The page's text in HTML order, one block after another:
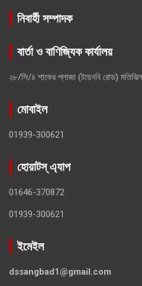
নিবার্হী সম্পাদক
বার্তা ও বাণিজ্যিক কার্যালয়
২৮/সি/৪ শাকের প্লাজা (টয়েনবি রোড)
মোবাইল
01939-300621
হোয়াটস্ এ্যাপ
01646-370872
01939-300621
ইমেইল
dssangbad1@gmail.com